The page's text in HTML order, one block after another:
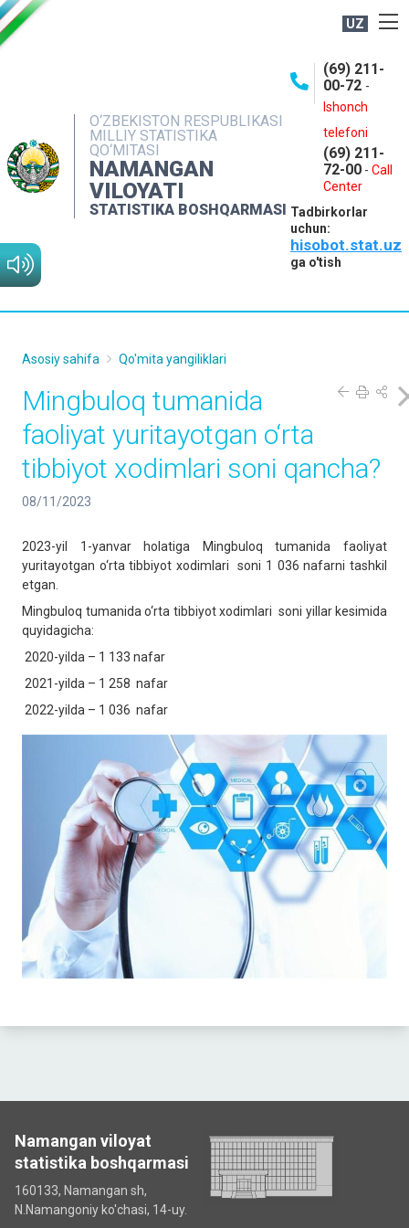
UZ
O‘ZBEKISTON RESPUBLIKASI
MILLIY STATISTIKA
QO‘MITASI
NAMANGAN
VILOYATI
STATISTIKA BOSHQARMASI
(69) 211-
00-72 -
Ishonch
telefoni
(69) 211-
72-00 - Call
Center
Tadbirkorlar
uchun:
hisobot.stat.uz
ga o'tish
NASHRLAR
INTERAKTIV XIZMATLAR
MATBUOT XIZMATI
MUROJAATLAR
Asosiy sahifa Qo'mita yangiliklari
Mingbuloq tumanida
faoliyat yuritayotgan o‘rta
tibbiyot xodimlari soni qancha?
08/11/2023
2023-yil 1-yanvar holatiga Mingbuloq tumanida faoliyat
yuritayotgan o‘rta tibbiyot xodimlari soni 1 036 nafarni tashkil
etgan.
Mingbuloq tumanida o‘rta tibbiyot xodimlari soni yillar kesimida
quyidagicha:
2020-yilda – 1 133 nafar
2021-yilda – 1 258 nafar
2022-yilda – 1 036 nafar
Namangan viloyat
statistika boshqarmasi
160133, Namangan sh,
N.Namangoniy ko'chasi, 14-uy.